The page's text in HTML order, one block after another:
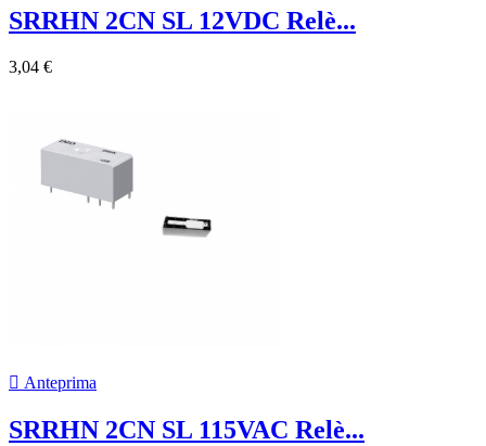
SRRHN 2CN SL 12VDC Relè...
3,04 €
 Anteprima
SRRHN 2CN SL 115VAC Relè...